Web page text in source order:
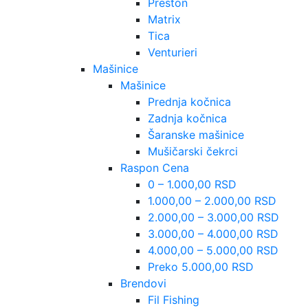
Matrix
Tica
Venturieri
Mašinice
Mašinice
Prednja kočnica
Zadnja kočnica
Šaranske mašinice
Mušičarski čekrci
Raspon Cena
0 – 1.000,00 RSD
1.000,00 – 2.000,00 RSD
2.000,00 – 3.000,00 RSD
3.000,00 – 4.000,00 RSD
4.000,00 – 5.000,00 RSD
Preko 5.000,00 RSD
Brendovi
Fil Fishing